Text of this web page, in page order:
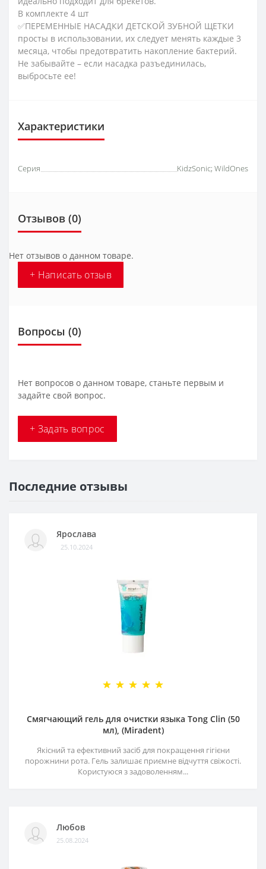
В комплекте 4 шт
✅ПЕРЕМЕННЫЕ НАСАДКИ ДЕТСКОЙ ЗУБНОЙ ЩЕТКИ
просты в использовании, их следует менять каждые 3
месяца, чтобы предотвратить накопление бактерий.
Не забывайте – если насадка разъединилась,
выбросьте ее!
Характеристики
Серия KidzSonic; WildOnes
Отзывов (0)
Нет отзывов о данном товаре.
+ Написать отзыв
Вопросы (0)
Нет вопросов о данном товаре, станьте первым и
задайте свой вопрос.
+ Задать вопрос
Последние отзывы
Ярослава
25.10.2024
Смягчающий гель для очистки языка Tong Clin (50
мл), (Miradent)
Якісний та ефективний засіб для покращення гігієни
порожнини рота. Гель залишає приємне відчуття свіжості.
Користуюся з задоволенням...
Любов
25.08.2024